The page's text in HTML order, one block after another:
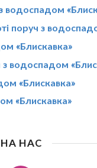
водоспадом
поруч з
«Блискавка»
з водоспадом
«Блискавка»
«Блискавка»
НАС